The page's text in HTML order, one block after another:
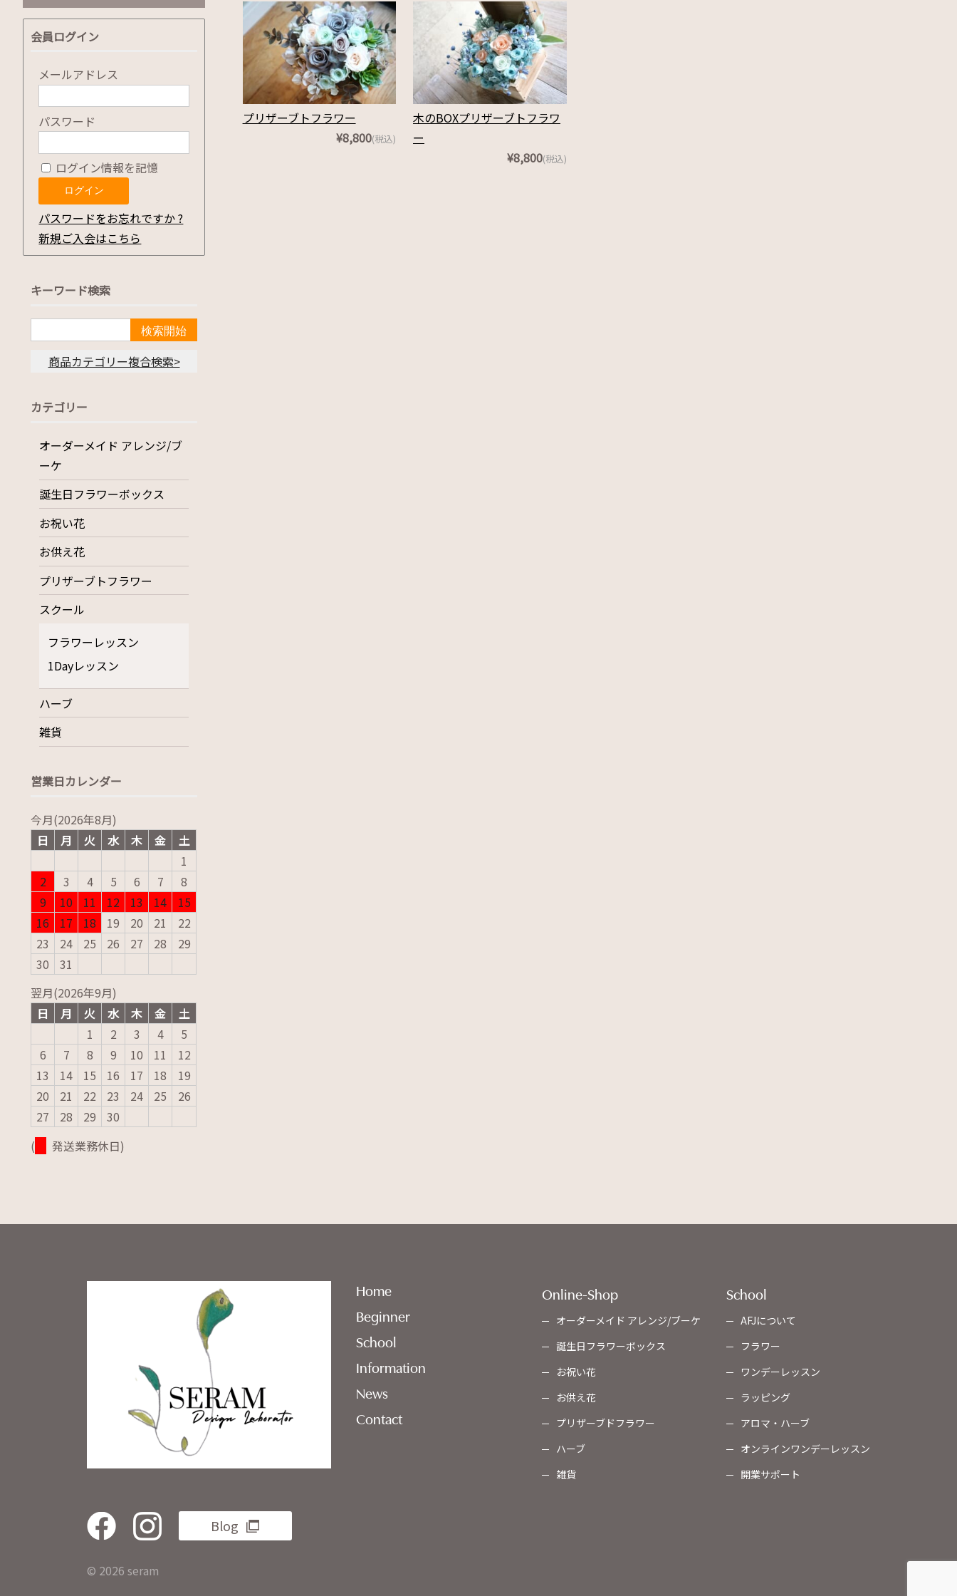
プリザーブトフラワー
¥8,800(税込)
木のBOXプリザーブトフラワ
ー
¥8,800(税込)
会員ログイン
メールアドレス
パスワード
ログイン情報を記憶
パスワードをお忘れですか ?
新規ご入会はこちら
キーワード検索
商品カテゴリー複合検索>
カテゴリー
オーダーメイド アレンジ/ブ
ーケ
誕生日フラワーボックス
お祝い花
お供え花
プリザーブトフラワー
スクール
フラワーレッスン
1Dayレッスン
ハーブ
雑貨
営業日カレンダー
今月(2026年8月)
日
月 火 水 木 金
土
1
2
3 4 5 6 7
8
9
10 11 12 13 14
15
16
17 18 19 20 21
22
23
24 25 26 27 28
29
30
31
翌月(2026年9月)
日
月 火 水 木 金
土
1
2 3 4
5
6
7 8 9 10 11
12
13
14 15 16 17 18
19
20
21 22 23 24 25
26
27
28 29
30
(
発送業務休日)
Blog
© 2026 seram
Home
Beginner
School
Information
News
Contact
Online-Shop
オーダーメイド アレンジ/ブーケ
誕生日フラワーボックス
お祝い花
お供え花
プリザーブドフラワー
ハーブ
雑貨
School
AFJについて
フラワー
ワンデーレッスン
ラッピング
アロマ・ハーブ
オンラインワンデーレッスン
開業サポート